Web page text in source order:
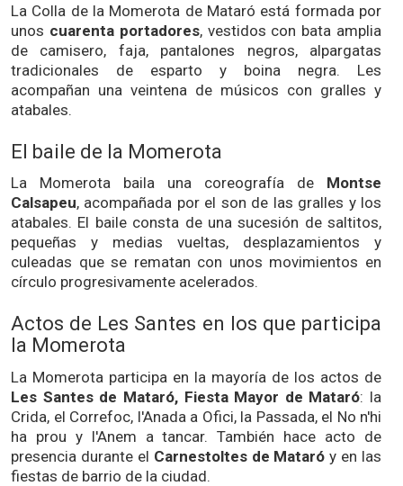
La Colla de la Momerota de Mataró está formada por
unos cuarenta portadores, vestidos con bata amplia
de camisero, faja, pantalones negros, alpargatas
tradicionales de esparto y boina negra. Les
acompañan una veintena de músicos con gralles y
atabales.
El baile de la Momerota
La Momerota baila una coreografía de Montse
Calsapeu, acompañada por el son de las gralles y los
atabales. El baile consta de una sucesión de saltitos,
pequeñas y medias vueltas, desplazamientos y
culeadas que se rematan con unos movimientos en
círculo progresivamente acelerados.
Actos de Les Santes en los que participa
la Momerota
La Momerota participa en la mayoría de los actos de
Les Santes de Mataró, Fiesta Mayor de Mataró: la
Crida, el Correfoc, l'Anada a Ofici, la Passada, el No n'hi
ha prou y l'Anem a tancar. También hace acto de
presencia durante el Carnestoltes de Mataró y en las
fiestas de barrio de la ciudad.